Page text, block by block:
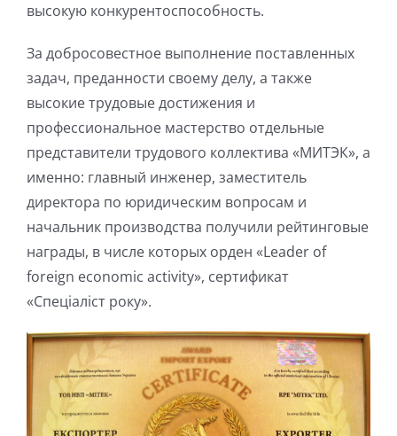
высокую конкурентоспособность.
За добросовестное выполнение поставленных
задач, преданности своему делу, а также
высокие трудовые достижения и
профессиональное мастерство отдельные
представители трудового коллектива «МИТЭК», а
именно: главный инженер, заместитель
директора по юридическим вопросам и
начальник производства получили рейтинговые
награды, в числе которых орден «Leader of
foreign economic activity», сертификат
«Спеціаліст року».